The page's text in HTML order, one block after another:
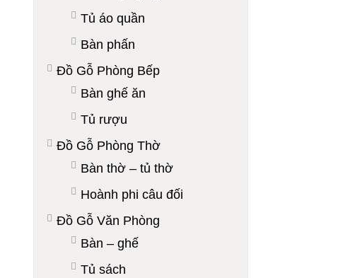
Tủ áo quần
Bàn phấn
Đồ Gỗ Phòng Bếp
Bàn ghế ăn
Tủ rượu
Đồ Gỗ Phòng Thờ
Bàn thờ – tủ thờ
Hoành phi câu đối
Đồ Gỗ Văn Phòng
Bàn – ghế
Tủ sách